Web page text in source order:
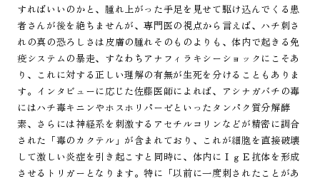
すればいいのかと、腫れ上がった手足を見せて駆け込んでくる患
者さんが後を絶ちませんが、専門医の視点から言えば、ハチ刺さ
れの真の恐ろしさは皮膚の腫れそのものよりも、体内で起きる免
疫システムの暴走、すなわちアナフィラキシーショックにこそあ
り、これに対する正しい理解の有無が生死を分けることもありま
す。インタビューに応じた佐藤医師によれば、アシナガバチの毒
にはハチ毒キニンやホスホリパーゼといったタンパク質分解酵
素、さらには神経系を刺激するアセチルコリンなどが精密に調合
された「毒のカクテル」が含まれており、これが細胞を直接破壊
して激しい炎症を引き起こすと同時に、体内にＩｇＥ抗体を形成
させるトリガーとなります。特に「以前に一度刺されたことがあ